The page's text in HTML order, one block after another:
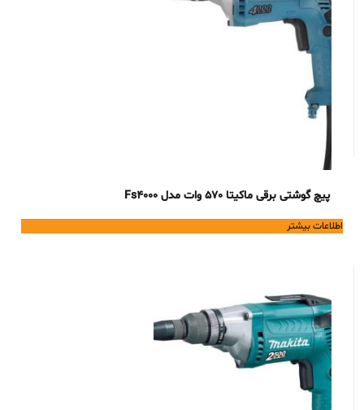
پیچ گوشتی برقی ماکیتا 570 وات مدل Fs4000
اطلاعات بیشتر